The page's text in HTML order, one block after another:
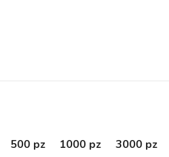
500 pz 1000 pz 3000 pz